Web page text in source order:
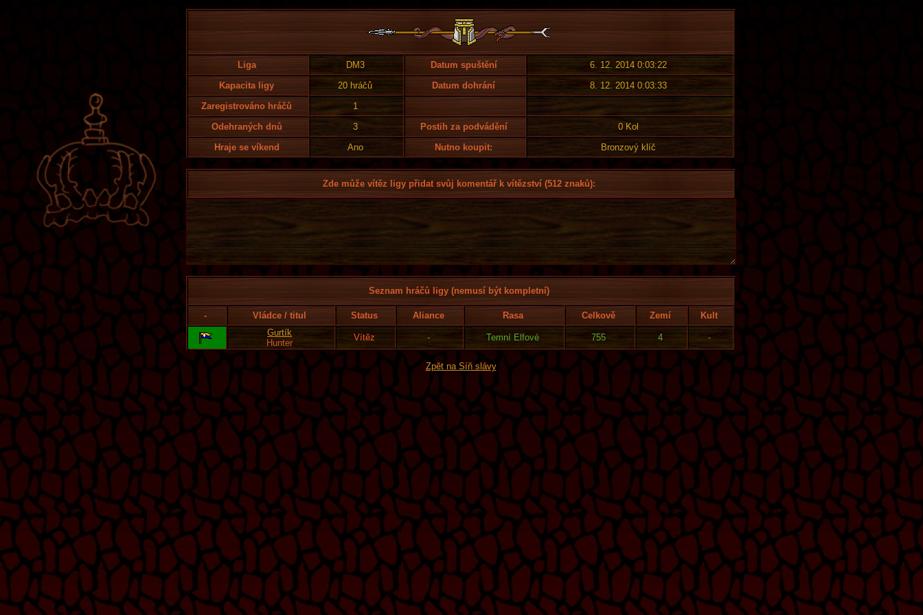
Liga DM3 Datum spuštění
6. 12. 2014 0:03:22
Kapacita ligy
20 hráčů Datum dohrání
8. 12. 2014 0:03:33
Zaregistrováno hráčů
1
Odehraných dnů
3 Postih za podvádění
0 Kol
Hraje se víkend
Ano Nutno koupit: Bronzový klíč
Zde může vítěz ligy přidat svůj komentář k vítězství (512 znaků):
Seznam hráčů ligy (nemusí být kompletní)
- Vládce / titul Status Aliance Rasa Celkově Zemí
Kult
Gurtík
Hunter
Vítěz - Temní Elfové 755 4 -
Zpět na Síň slávy